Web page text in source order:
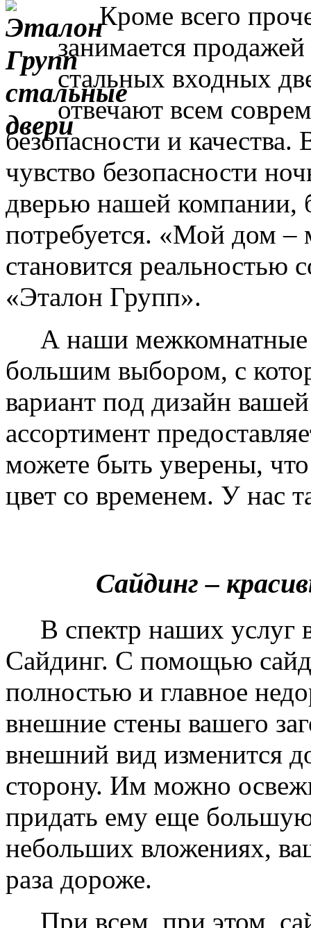
Кроме всего
занимается
стальных входных
отвечают всем
безопасности и
чувство безопасности
дверью нашей компании,
потребуется. «Мой дом –
становится реальностью
«Эталон Групп».
А наши межкомнатные
большим выбором, с
вариант под дизайн
ассортимент
можете быть уверены,
цвет со временем. У нас
Сайдинг –
В спектр наших услуг
Сайдинг. С помощью
полностью и главное
внешние стены вашего
внешний вид изменится
сторону. Им можно
придать ему еще
небольших вложениях,
раза дороже.
При всем, при этом,